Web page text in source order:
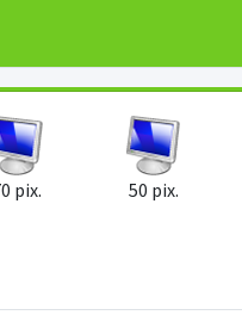
pix. 50 pix.